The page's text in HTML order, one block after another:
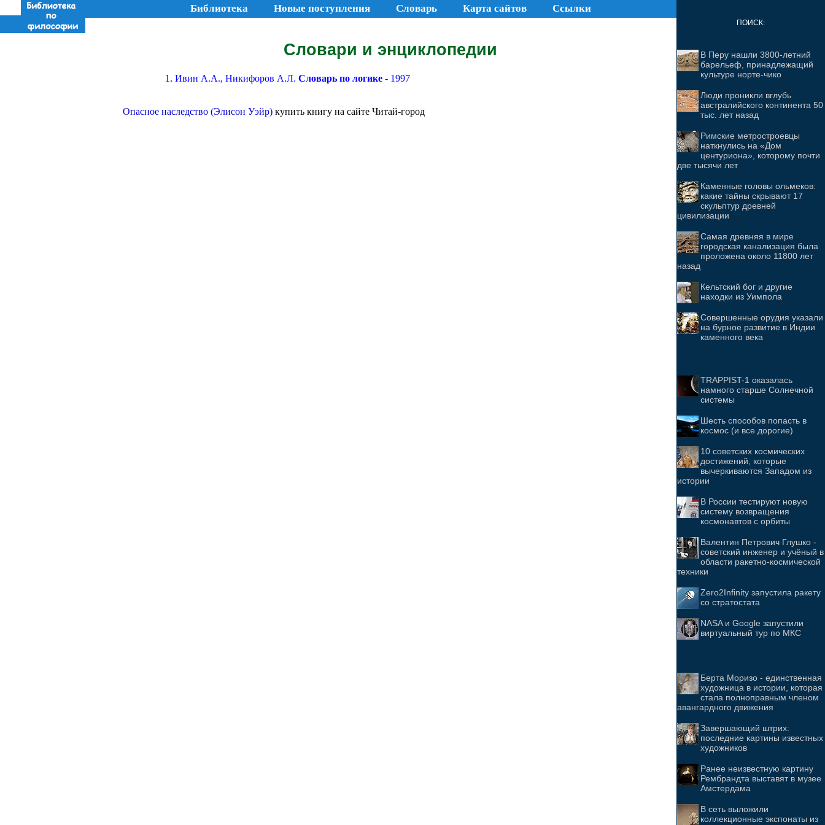
Библиотека Новые поступления Словарь Карта сайтов Ссылки
Словари и энциклопедии
Ивин А.А., Никифоров А.Л. Словарь по логике - 1997
Опасное наследство (Элисон Уэйр) купить книгу на сайте Читай-город
ПОИСК:
В Перу нашли 3800-летний
барельеф, принадлежащий
культуре норте-чико
Люди проникли вглубь
австралийского континента 50
тыс. лет назад
Римские метростроевцы
наткнулись на «Дом
центуриона», которому почти
две тысячи лет
Каменные головы ольмеков:
какие тайны скрывают 17
скульптур древней
цивилизации
Самая древняя в мире
городская канализация была
проложена около 11800 лет
назад
Кельтский бог и другие
находки из Уимпола
Совершенные орудия указали
на бурное развитие в Индии
каменного века
TRAPPIST-1 оказалась
намного старше Солнечной
системы
Шесть способов попасть в
космос (и все дорогие)
10 советских космических
достижений, которые
вычеркиваются Западом из
истории
В России тестируют новую
систему возвращения
космонавтов с орбиты
Валентин Петрович Глушко -
советский инженер и учёный в
области ракетно-космической
техники
Zero2Infinity запустила ракету
со стратостата
NASA и Google запустили
виртуальный тур по МКС
Берта Моризо - единственная
художница в истории, которая
стала полноправным членом
авангардного движения
Завершающий штрих:
последние картины известных
художников
Ранее неизвестную картину
Рембрандта выставят в музее
Амстердама
В сеть выложили
коллекционные экспонаты из